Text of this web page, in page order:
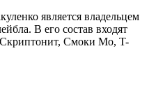
является владельцем
В его состав входят
Смоки Мо, T-